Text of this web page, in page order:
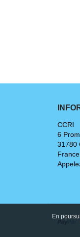
CCRI
6
31780
France
En